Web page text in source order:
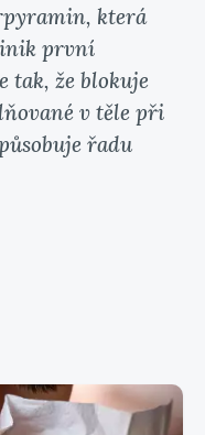
která
první
tak, že blokuje
v těle při
řadu